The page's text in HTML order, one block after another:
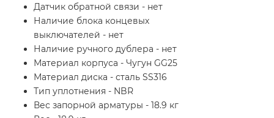
Датчик обратной связи - нет
Наличие блока концевых
выключателей - нет
Наличие ручного дублера - нет
Материал корпуса - Чугун GG25
Материал диска - сталь SS316
Тип уплотнения - NBR
Вес запорной арматуры - 18.9 кг